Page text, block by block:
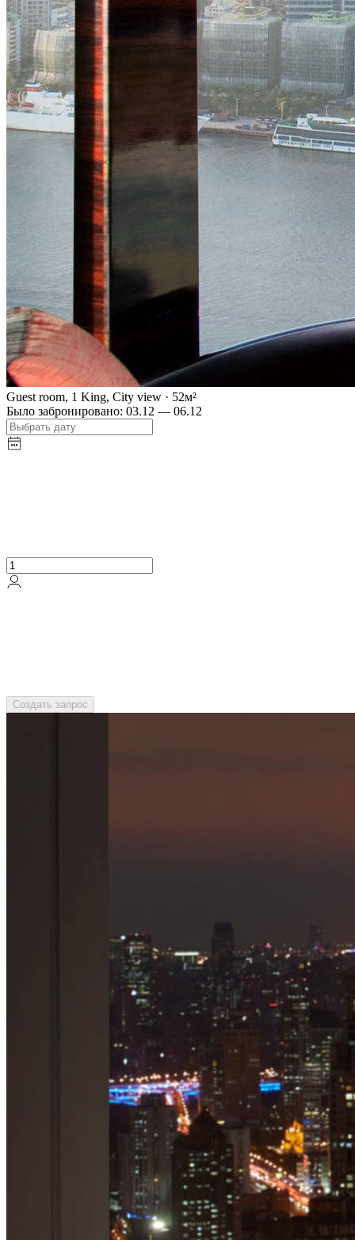
Guest room, 1 King, City view · 52м²
Было забронировано: 03.12 — 06.12
Создать запрос